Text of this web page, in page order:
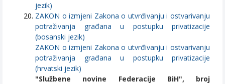
jezik)
ZAKON o izmjeni Zakona o utvrđivanju i ostvarivanju
potraživanja građana u postupku privatizacije
(bosanski jezik)
ZAKON o izmjeni Zakona o utvrđivanju i ostvarivanju
potraživanja građana u postupku privatizacije
(hrvatski jezik)
"Službene novine Federacije BiH", broj